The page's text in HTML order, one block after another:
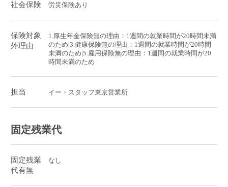
社会保険 労災保険あり
保険対象
外理由
1.厚生年金保険無の理由：1週間の就業時間が20時間未満
のため|3.健康保険無の理由：1週間の就業時間が20時間
未満のため|5.雇用保険無の理由：1週間の就業時間が20
時間未満のため
担当 イー・スタッフ東京営業所
固定残業代
固定残業
代有無
なし